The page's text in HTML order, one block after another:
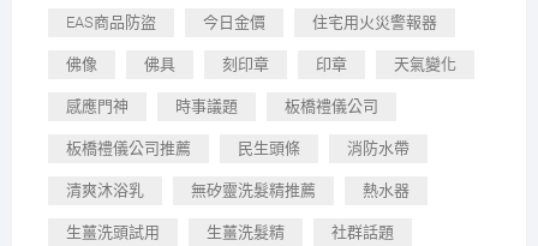
EAS商品防盜 今日金價 住宅用火災警報器
佛像 佛具 刻印章 印章 天氣變化
感應門神 時事議題 板橋禮儀公司
板橋禮儀公司推薦 民生頭條 消防水帶
清爽沐浴乳 無矽靈洗髮精推薦 熱水器
生薑洗頭試用 生薑洗髮精 社群話題